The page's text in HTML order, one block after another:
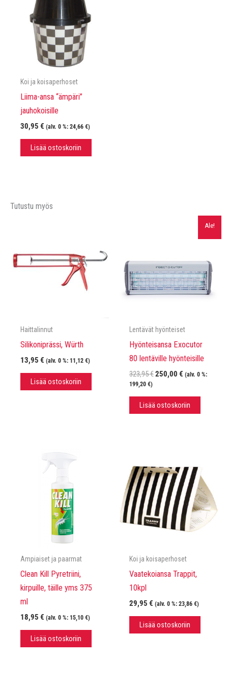
Koi ja koisaperhoset
Liima-ansa “ämpäri”
jauhokoisille
30,95 € (alv. 0 %: 24,66 €)
Lisää ostoskoriin
Tutustu myös
Haittalinnut
Silikoniprässi, Würth
13,95 € (alv. 0 %: 11,12 €)
Lisää ostoskoriin
Ale!
Lentävät hyönteiset
Hyönteisansa Exocutor
80 lentäville hyönteisille
323,95€Alkuperäinen
323,95 €.
250,00 €Nykyinen
250,00 €.
(alv. 0 %:
199,20 €)
Lisää ostoskoriin
Ampiaiset ja paarmat
Clean Kill Pyretriini,
kirpuille, täille yms 375
ml
18,95 € (alv. 0 %: 15,10 €)
Lisää ostoskoriin
Koi ja koisaperhoset
Vaatekoiansa Trappit,
10kpl
29,95 € (alv. 0 %: 23,86 €)
Lisää ostoskoriin